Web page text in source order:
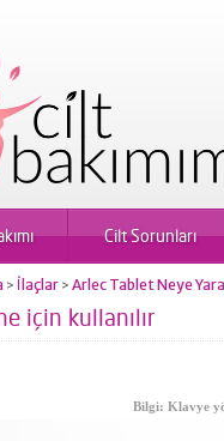
Cilt Sorunları
> İlaçlar > Arlec Tablet Neye
için kullanılır
Bilgi: Klavye